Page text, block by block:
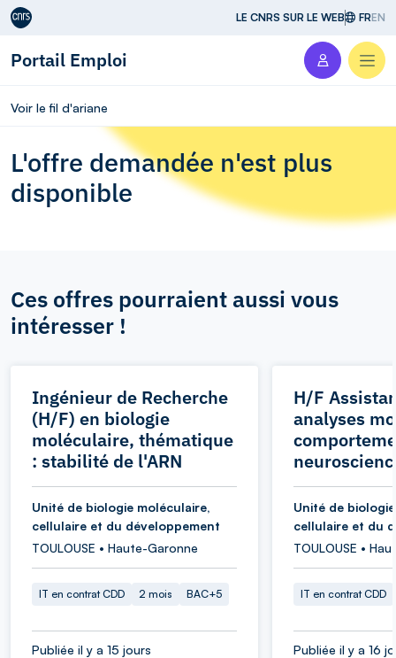
Aller au contenu LE CNRS SUR LE WEB FREN
Portail Emploi
Voir le fil d'ariane
L'offre demandée n'est plus
disponible
Ces offres pourraient aussi vous
intéresser !
Ingénieur de Recherche
(H/F) en biologie
moléculaire, thématique
: stabilité de l'ARN
Unité de biologie moléculaire,
cellulaire et du développement
TOULOUSE • Haute-Garonne
IT en contrat CDD 2 mois BAC+5
Publiée il y a 15 jours
H/F
analyses
Unité de
cellulaire et du
TOULOUSE •
IT en contrat CDD
Publiée il y a 16